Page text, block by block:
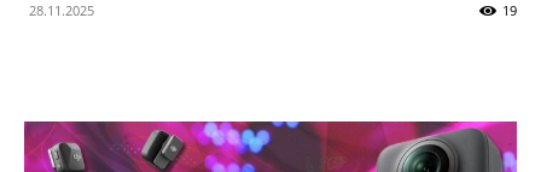
28.11.2025 19